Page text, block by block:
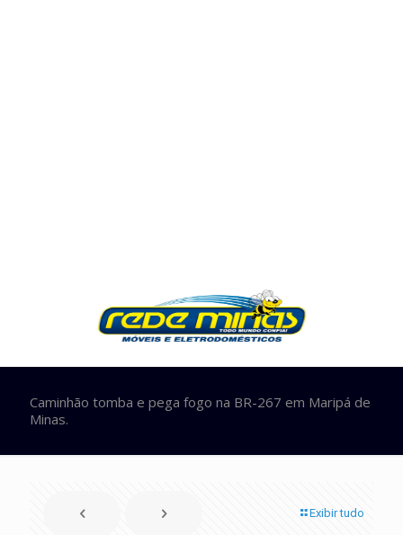
Caminhão tomba e pega fogo na BR-267 em Maripá de
Minas.
Exibir tudo